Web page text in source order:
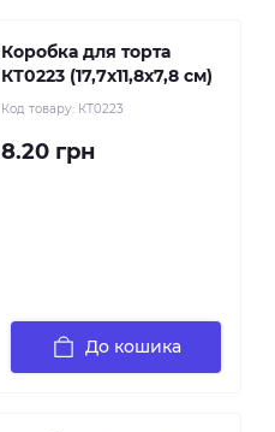
Коробка для торта
КТ0223 (17,7х11,8х7,8 см)
Код товару: КТ0223
8.20 грн
До кошика